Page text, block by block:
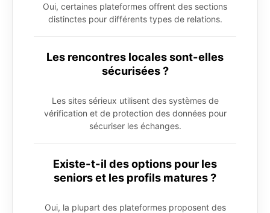
Oui, certaines plateformes offrent des sections
distinctes pour différents types de relations.
Les rencontres locales sont-elles
sécurisées ?
Les sites sérieux utilisent des systèmes de
vérification et de protection des données pour
sécuriser les échanges.
Existe-t-il des options pour les
seniors et les profils matures ?
Oui, la plupart des plateformes proposent des